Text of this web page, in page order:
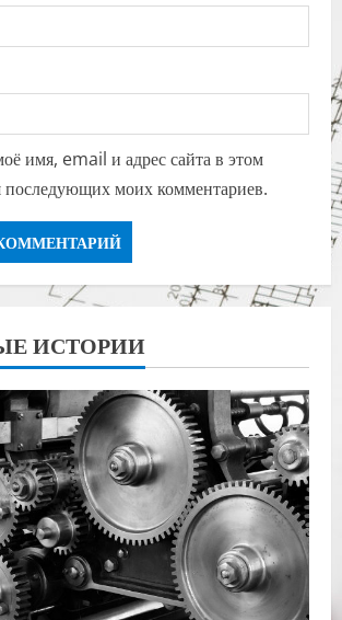
имя, email и адрес сайта в этом
последующих моих комментариев.
ИСТОРИИ